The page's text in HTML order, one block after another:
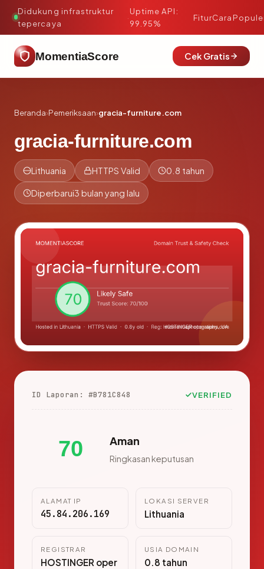
Didukung infrastruktur
tepercaya
·
Uptime API:
99.95%
FiturCara
MomentiaScore Cek Gratis
Beranda›Pemeriksaan›gracia-furniture.com
gracia-furniture.com
Lithuania HTTPS Valid 0.8 tahun
Diperbarui3 bulan yang lalu
ID Laporan: #B781C848 VERIFIED
70 Aman
Ringkasan keputusan
ALAMAT IP
45.84.206.169
LOKASI SERVER
Lithuania
REGISTRAR
HOSTINGER oper
USIA DOMAIN
0.8 tahun